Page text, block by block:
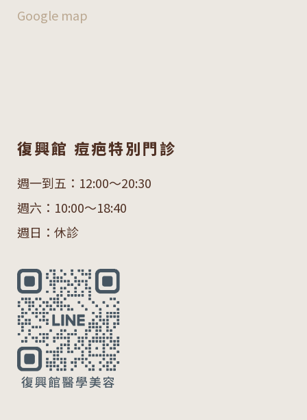
Google map
復興館 痘疤特別門診
週一到五：12:00～20:30
週六：10:00～18:40
週日：休診